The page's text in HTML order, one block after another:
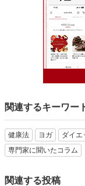
関連するキーワー
健康法 ヨガ ダイエ
専門家に聞いたコラム
関連する投稿